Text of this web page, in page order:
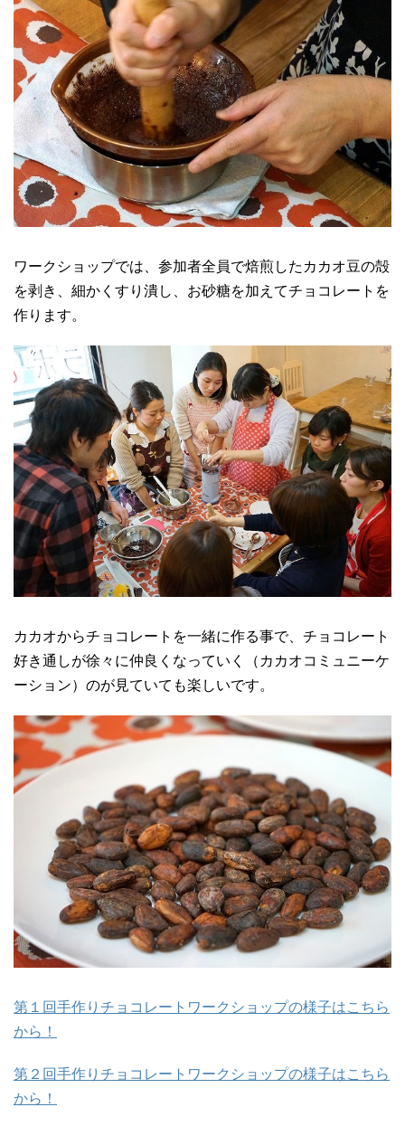
ワークショップでは、参加者全員で焙煎したカカオ豆の殻
を剥き、細かくすり潰し、お砂糖を加えてチョコレートを
作ります。
カカオからチョコレートを一緒に作る事で、チョコレート
好き通しが徐々に仲良くなっていく（カカオコミュニーケ
ーション）のが見ていても楽しいです。
第１回手作りチョコレートワークショップの様子はこちら
から！
第２回手作りチョコレートワークショップの様子はこちら
から！